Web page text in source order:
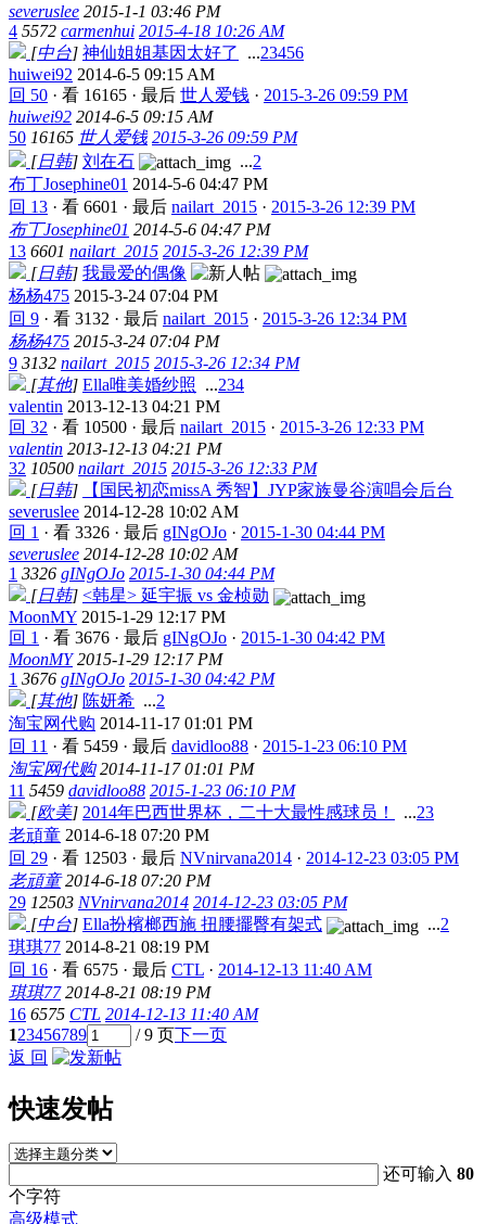
severuslee 2015-1-1 03:46 PM
4 5572 carmenhui 2015-4-18 10:26 AM
[中台] 神仙姐姐基因太好了 ...23456
huiwei92 2014-6-5 09:15 AM
回 50 · 看 16165 · 最后 世人爱钱 · 2015-3-26 09:59 PM
huiwei92 2014-6-5 09:15 AM
50 16165 世人爱钱 2015-3-26 09:59 PM
[日韩] 刘在石 ...2
布丁Josephine01 2014-5-6 04:47 PM
回 13 · 看 6601 · 最后 nailart_2015 · 2015-3-26 12:39 PM
布丁Josephine01 2014-5-6 04:47 PM
13 6601 nailart_2015 2015-3-26 12:39 PM
[日韩] 我最爱的偶像
杨杨475 2015-3-24 07:04 PM
回 9 · 看 3132 · 最后 nailart_2015 · 2015-3-26 12:34 PM
杨杨475 2015-3-24 07:04 PM
9 3132 nailart_2015 2015-3-26 12:34 PM
[其他] Ella唯美婚纱照 ...234
valentin 2013-12-13 04:21 PM
回 32 · 看 10500 · 最后 nailart_2015 · 2015-3-26 12:33 PM
valentin 2013-12-13 04:21 PM
32 10500 nailart_2015 2015-3-26 12:33 PM
[日韩]
【国民初恋missA 秀智】JYP家族曼谷演唱会后台
severuslee 2014-12-28 10:02 AM
回 1 · 看 3326 · 最后 gINgOJo · 2015-1-30 04:44 PM
severuslee 2014-12-28 10:02 AM
1 3326 gINgOJo 2015-1-30 04:44 PM
[日韩] <韩星> 延宇振 vs 金桢勋
MoonMY 2015-1-29 12:17 PM
回 1 · 看 3676 · 最后 gINgOJo · 2015-1-30 04:42 PM
MoonMY 2015-1-29 12:17 PM
1 3676 gINgOJo 2015-1-30 04:42 PM
[其他] 陈妍希 ...2
淘宝网代购 2014-11-17 01:01 PM
回 11 · 看 5459 · 最后 davidloo88 · 2015-1-23 06:10 PM
淘宝网代购 2014-11-17 01:01 PM
11 5459 davidloo88 2015-1-23 06:10 PM
[欧美] 2014年巴西世界杯，二十大最性感球员！ ...23
老頑童 2014-6-18 07:20 PM
回 29 · 看 12503 · 最后 NVnirvana2014 · 2014-12-23 03:05 PM
老頑童 2014-6-18 07:20 PM
29 12503 NVnirvana2014 2014-12-23 03:05 PM
[中台] Ella扮檳榔西施 扭腰擺臀有架式 ...2
琪琪77 2014-8-21 08:19 PM
回 16 · 看 6575 · 最后 CTL · 2014-12-13 11:40 AM
琪琪77 2014-8-21 08:19 PM
16 6575 CTL 2014-12-13 11:40 AM
123456789 / 9 页下一页
返 回
快速发帖
还可输入80
个字符
高级模式